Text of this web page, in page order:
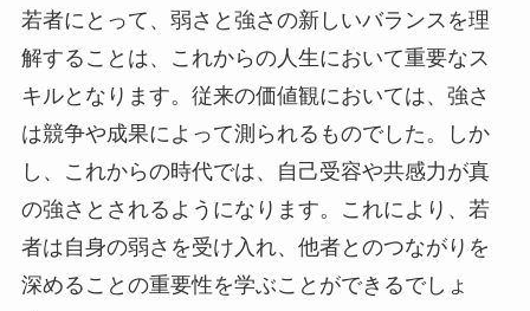
若者にとって、弱さと強さの新しいバランスを理
解することは、これからの人生において重要なス
キルとなります。従来の価値観においては、強さ
は競争や成果によって測られるものでした。しか
し、これからの時代では、自己受容や共感力が真
の強さとされるようになります。これにより、若
者は自身の弱さを受け入れ、他者とのつながりを
深めることの重要性を学ぶことができるでしょ